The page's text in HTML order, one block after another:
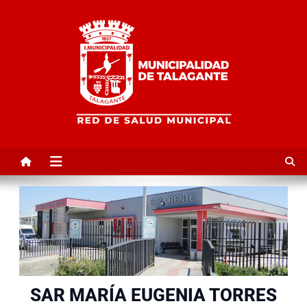
Red de Salud Municipal de
Talagante | TalaSalud
SAR MARÍA EUGENIA TORRES